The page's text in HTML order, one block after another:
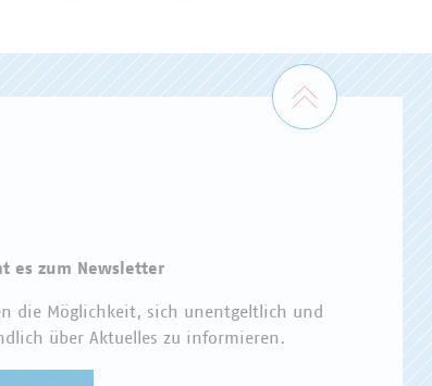
Zum
es zum Newsletter
die Möglichkeit, sich unentgeltlich und
über Aktuelles zu informieren.